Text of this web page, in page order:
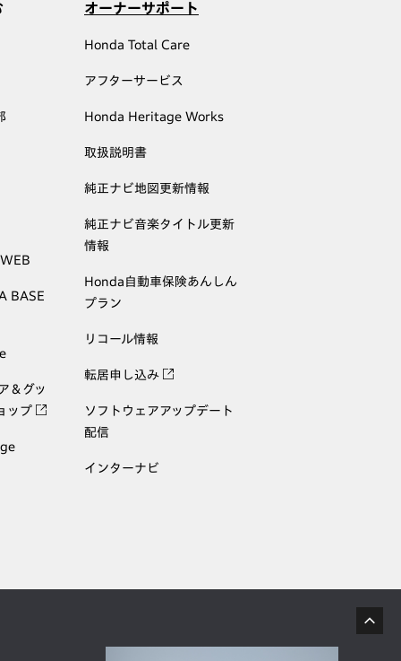
BASE
＆グッ
ップ
オーナーサポート
Honda Total Care
アフターサービス
Honda Heritage Works
取扱説明書
純正ナビ地図更新情報
純正ナビ音楽タイトル更新
情報
Honda自動車保険あんしん
プラン
リコール情報
転居申し込み
ソフトウェアアップデート
配信
インターナビ